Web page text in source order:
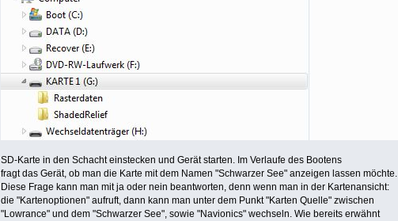
SD-Karte in den Schacht einstecken und Gerät starten. Im Verlaufe des Bootens
fragt das Gerät, ob man die Karte mit dem Namen "Schwarzer See" anzeigen lassen möchte.
Diese Frage kann man mit ja oder nein beantworten, denn wenn man in der Kartenansicht:
die "Kartenoptionen" aufruft, dann kann man unter dem Punkt "Karten Quelle" zwischen
"Lowrance" und dem "Schwarzer See", sowie "Navionics" wechseln. Wie bereits erwähnt